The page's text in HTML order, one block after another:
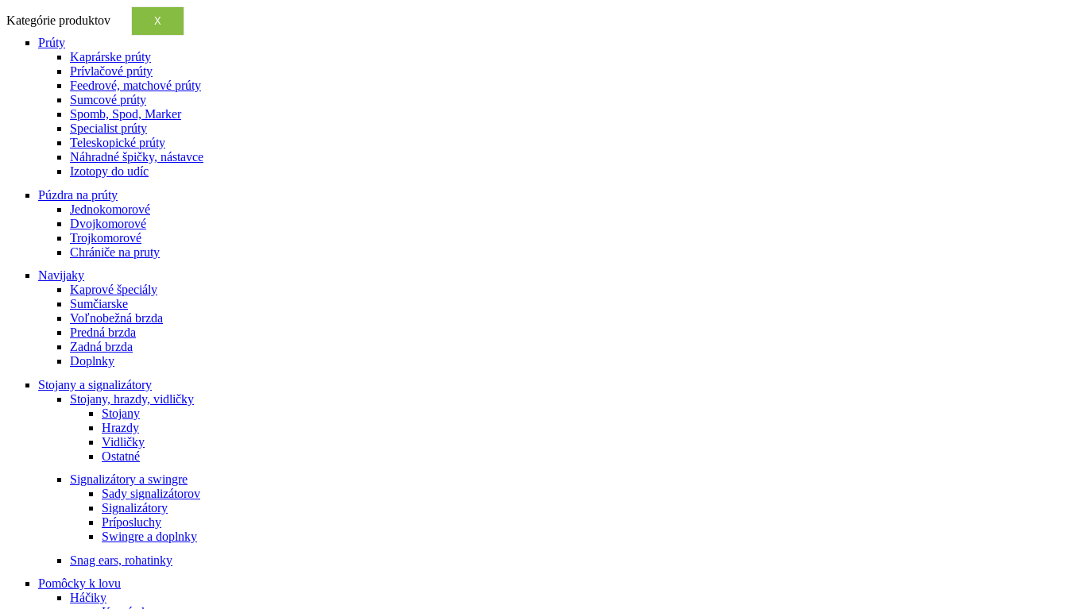
Kategórie produktov X
Prúty
Kaprárske prúty
Prívlačové prúty
Feedrové, matchové prúty
Sumcové prúty
Spomb, Spod, Marker
Specialist prúty
Teleskopické prúty
Náhradné špičky, nástavce
Izotopy do udíc
Púzdra na prúty
Jednokomorové
Dvojkomorové
Trojkomorové
Chrániče na pruty
Navijaky
Kaprové špeciály
Sumčiarske
Voľnobežná brzda
Predná brzda
Zadná brzda
Doplnky
Stojany a signalizátory
Stojany, hrazdy, vidličky
Stojany
Hrazdy
Vidličky
Ostatné
Signalizátory a swingre
Sady signalizátorov
Signalizátory
Príposluchy
Swingre a doplnky
Snag ears, rohatinky
Pomôcky k lovu
Háčiky